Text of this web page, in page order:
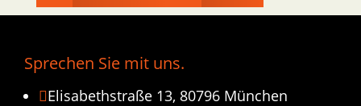
Sprechen Sie mit uns.
Elisabethstraße 13, 80796 München